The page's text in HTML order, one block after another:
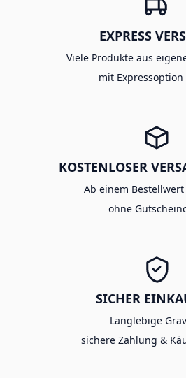
EXPRESS
Viele Produkte aus
mit Expressoption
KOSTENLOSER
Ab einem Bestellwert
ohne
SICHER
Langlebige
sichere Zahlung &